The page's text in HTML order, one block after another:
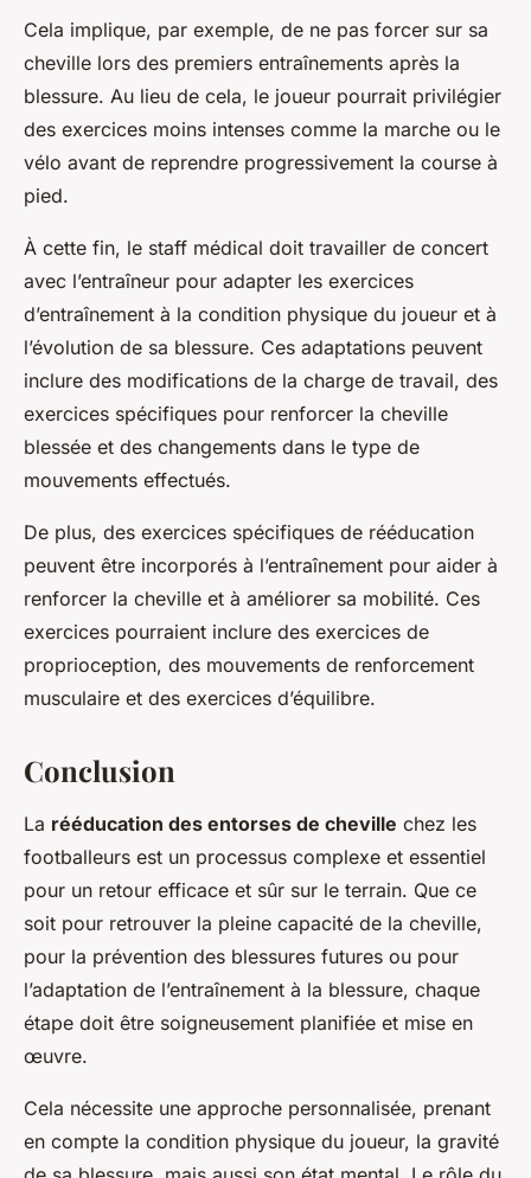
Cela implique, par exemple, de ne pas forcer sur sa
cheville lors des premiers entraînements après la
blessure. Au lieu de cela, le joueur pourrait privilégier
des exercices moins intenses comme la marche ou le
vélo avant de reprendre progressivement la course à
pied.
À cette fin, le staff médical doit travailler de concert
avec l’entraîneur pour adapter les exercices
d’entraînement à la condition physique du joueur et à
l’évolution de sa blessure. Ces adaptations peuvent
inclure des modifications de la charge de travail, des
exercices spécifiques pour renforcer la cheville
blessée et des changements dans le type de
mouvements effectués.
De plus, des exercices spécifiques de rééducation
peuvent être incorporés à l’entraînement pour aider à
renforcer la cheville et à améliorer sa mobilité. Ces
exercices pourraient inclure des exercices de
proprioception, des mouvements de renforcement
musculaire et des exercices d’équilibre.
Conclusion
La rééducation des entorses de cheville chez les
footballeurs est un processus complexe et essentiel
pour un retour efficace et sûr sur le terrain. Que ce
soit pour retrouver la pleine capacité de la cheville,
pour la prévention des blessures futures ou pour
l’adaptation de l’entraînement à la blessure, chaque
étape doit être soigneusement planifiée et mise en
œuvre.
Cela nécessite une approche personnalisée, prenant
en compte la condition physique du joueur, la gravité